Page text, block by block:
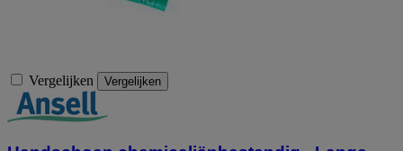
Vergelijken Vergelijken